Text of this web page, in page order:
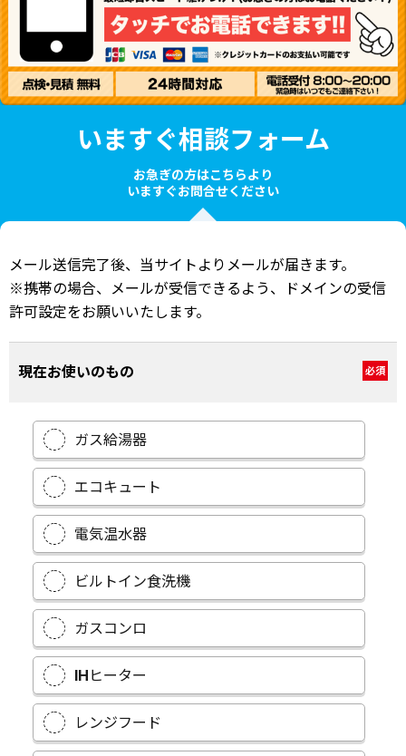
いますぐ相談フォーム
お急ぎの方はこちらより
いますぐお問合せください
メール送信完了後、当サイトよりメールが届きます。
※携帯の場合、メールが受信できるよう、ドメインの受信
許可設定をお願いいたします。
現在お使いのもの 必須
ガス給湯器
エコキュート
電気温水器
ビルトイン食洗機
ガスコンロ
IHヒーター
レンジフード